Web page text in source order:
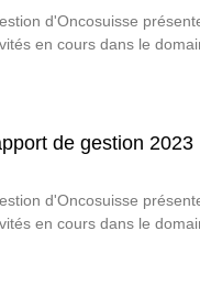
d'Oncosuisse
en cours dans le
de gestion 2023
d'Oncosuisse
en cours dans le